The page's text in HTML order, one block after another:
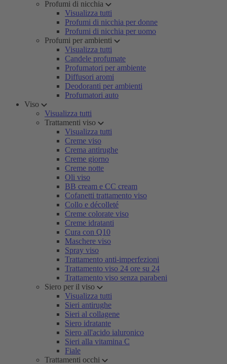
Profumi di nicchia
Visualizza tutti
Profumi di nicchia per donne
Profumi di nicchia per uomo
Profumi per ambienti
Visualizza tutti
Candele profumate
Profumatori per ambiente
Diffusori aromi
Deodoranti per ambienti
Profumatori auto
Viso
Visualizza tutti
Trattamenti viso
Visualizza tutti
Creme viso
Crema antirughe
Creme giorno
Creme notte
Oli viso
BB cream e CC cream
Cofanetti trattamento viso
Collo e décolleté
Creme colorate viso
Creme idratanti
Cura con Q10
Maschere viso
Spray viso
Trattamento anti-imperfezioni
Trattamento viso 24 ore su 24
Trattamento viso senza parabeni
Siero per il viso
Visualizza tutti
Sieri antirughe
Sieri al collagene
Siero idratante
Siero all'acido ialuronico
Sieri alla vitamina C
Fiale
Trattamenti occhi